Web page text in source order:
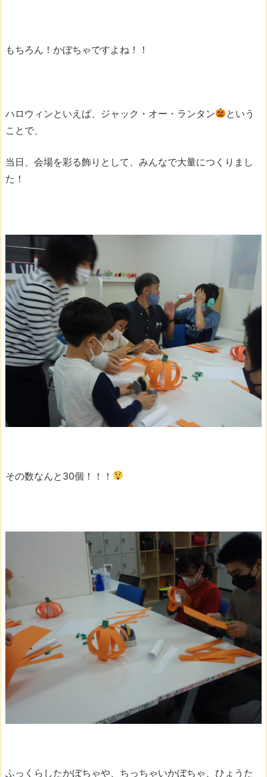
もちろん！かぼちゃですよね！！
ハロウィンといえば、ジャック・オー・ランタン
という
ことで、
当日、会場を彩る飾りとして、みんなで大量につくりまし
た！
その数なんと30個！！！
ふっくらしたかぼちゃや、ちっちゃいかぼちゃ、ひょうた